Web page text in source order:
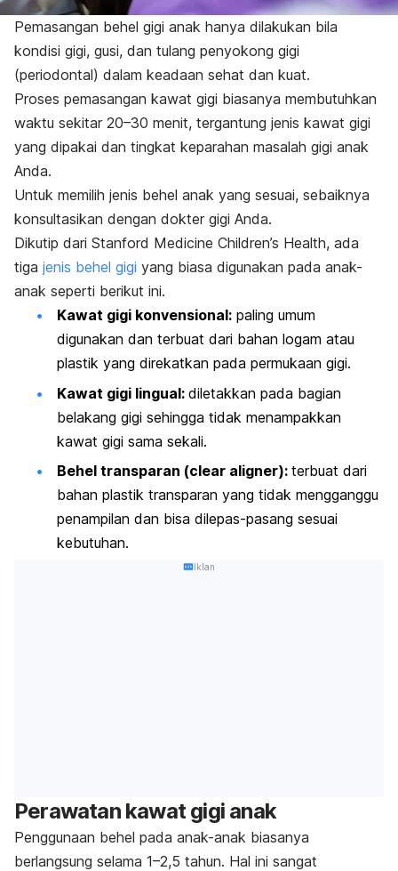
Pemasangan behel gigi anak hanya dilakukan bila
kondisi gigi, gusi, dan tulang penyokong gigi
(periodontal) dalam keadaan sehat dan kuat.
Proses pemasangan kawat gigi biasanya membutuhkan
waktu sekitar 20–30 menit, tergantung jenis kawat gigi
yang dipakai dan tingkat keparahan masalah gigi anak
Anda.
Untuk memilih jenis behel anak yang sesuai, sebaiknya
konsultasikan dengan dokter gigi Anda.
Dikutip dari Stanford Medicine Children’s Health, ada
tiga jenis behel gigi yang biasa digunakan pada anak-
anak seperti berikut ini.
Kawat gigi konvensional: paling umum
digunakan dan terbuat dari bahan logam atau
plastik yang direkatkan pada permukaan gigi.
Kawat gigi lingual: diletakkan pada bagian
belakang gigi sehingga tidak menampakkan
kawat gigi sama sekali.
Behel transparan (clear aligner): terbuat dari
bahan plastik transparan yang tidak mengganggu
penampilan dan bisa dilepas-pasang sesuai
kebutuhan.
Iklan
Perawatan kawat gigi anak
Penggunaan behel pada anak-anak biasanya
berlangsung selama 1–2,5 tahun. Hal ini sangat